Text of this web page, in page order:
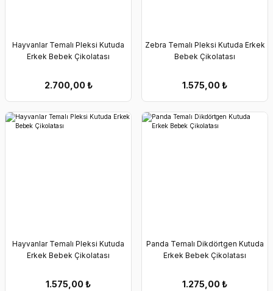
Hayvanlar Temalı Pleksi Kutuda
Erkek Bebek Çikolatası
2.700,00₺
Zebra Temalı Pleksi Kutuda Erkek
Bebek Çikolatası
1.575,00₺
Hayvanlar Temalı Pleksi Kutuda
Erkek Bebek Çikolatası
1.575,00₺
Panda Temalı Dikdörtgen Kutuda
Erkek Bebek Çikolatası
1.275,00₺